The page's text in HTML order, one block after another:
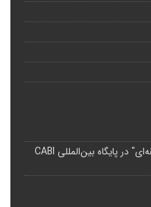
نشریه "جغرافیا و آینده پژوهی منطقه‌ای" در پایگاه بین‌المللی CABI